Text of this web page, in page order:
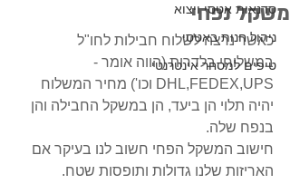
סדנאות אטסי ויצוא
ניהול חנות באטסי
טיפים למסחר אינטרנטי
משקל נפחי
כאשר נרצה לשלוח חבילות לחו"ל
במשלוחי בלדרות (הווה אומר -
DHL,FEDEX,UPS וכו') מחיר המשלוח
יהיה תלוי הן ביעד, הן במשקל החבילה והן
בנפח שלה.
חישוב המשקל הפחי חשוב לנו בעיקר אם
האריזות שלנו גדולות ותופסות שטח.